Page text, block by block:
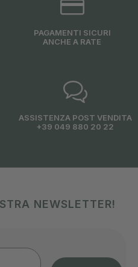
PAGAMENTI SICURI
ANCHE A RATE
ASSISTENZA POST VENDITA
+39 049 880 20 22
NEWSLETTER!